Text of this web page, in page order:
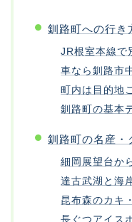
釧路町への行き
JR根室本線で
車なら釧路市
町内は目的地
釧路町の基本
釧路町の名産・
細岡展望台か
達古武湖と海
昆布森のカキ
長ぐつアイス